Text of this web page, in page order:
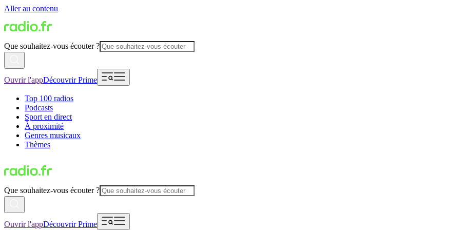
Aller au contenu
Que souhaitez-vous écouter ?
Ouvrir l'appDécouvrir Prime
Top 100 radios
Podcasts
Sport en direct
À proximité
Genres musicaux
Thèmes
Que souhaitez-vous écouter ?
Ouvrir l'appDécouvrir Prime